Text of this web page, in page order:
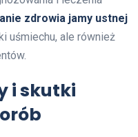
zdrowia jamy ustnej
uśmiechu, ale również
i skutki